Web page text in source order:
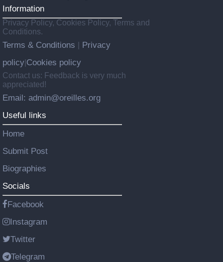
Information
Privacy Policy, Cookies Policy, Terms and
Conditions.
Terms & Conditions
Privacy
policy Cookies policy
Contact us: Feedback is very much
appreciated!
Email: admin@oreilles.org
Useful links
Home
Submit Post
Biographies
Socials
Facebook
Instagram
Twitter
Telegram